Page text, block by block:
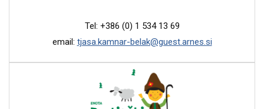
Tel: +386 (0) 1 534 13 69
email: tjasa.kamnar-belak@guest.arnes.si